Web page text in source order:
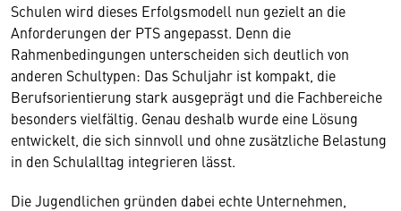
Schulen wird dieses Erfolgsmodell nun gezielt an die
Anforderungen der PTS angepasst. Denn die
Rahmenbedingungen unterscheiden sich deutlich von
anderen Schultypen: Das Schuljahr ist kompakt, die
Berufsorientierung stark ausgeprägt und die Fachbereiche
besonders vielfältig. Genau deshalb wurde eine Lösung
entwickelt, die sich sinnvoll und ohne zusätzliche Belastung
in den Schulalltag integrieren lässt.
Die Jugendlichen gründen dabei echte Unternehmen,